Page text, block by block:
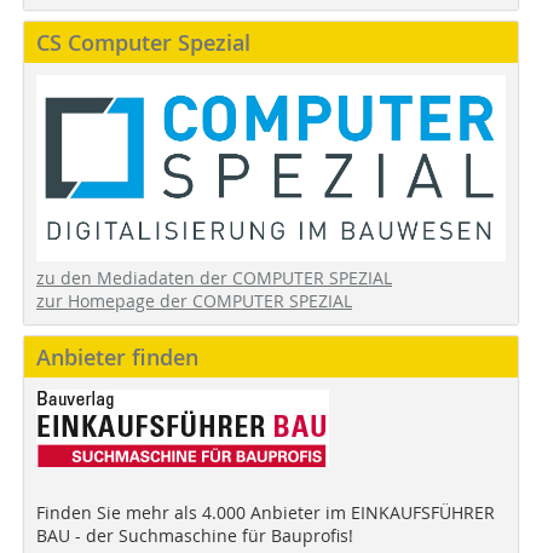
CS Computer Spezial
zu den Mediadaten der COMPUTER SPEZIAL
zur Homepage der COMPUTER SPEZIAL
Anbieter finden
Finden Sie mehr als 4.000 Anbieter im EINKAUFSFÜHRER
BAU - der Suchmaschine für Bauprofis!